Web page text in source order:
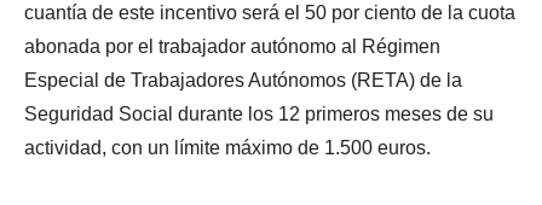
cuantía de este incentivo será el 50 por ciento de la cuota
abonada por el trabajador autónomo al Régimen
Especial de Trabajadores Autónomos (RETA) de la
Seguridad Social durante los 12 primeros meses de su
actividad, con un límite máximo de 1.500 euros.